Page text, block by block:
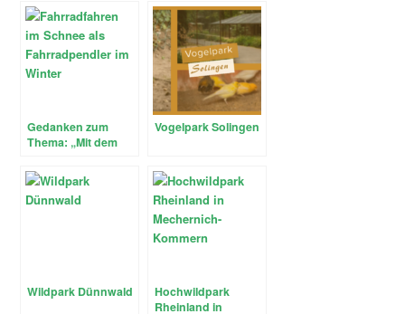
Gedanken zum
Thema: „Mit dem
besser Autofrei?“
Vogelpark Solingen
Wildpark Dünnwald
Hochwildpark
Rheinland in